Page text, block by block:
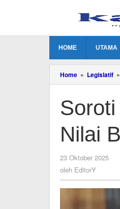
HOME UTAMA
Home » Legislatif »
Nilai
23 Oktober 2025
oleh EditorY